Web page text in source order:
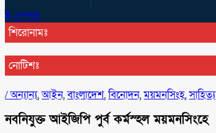
ই-পেপার
শিরোনামঃ
নোটিশঃ
/অন্যান্য,আইন,বাংলাদেশ,বিনোদন,ময়মনসিংহ,সাহিত্য
নবনিযুক্ত আইজিপি পুর্ব কর্মস্হল ময়মনসিংহে